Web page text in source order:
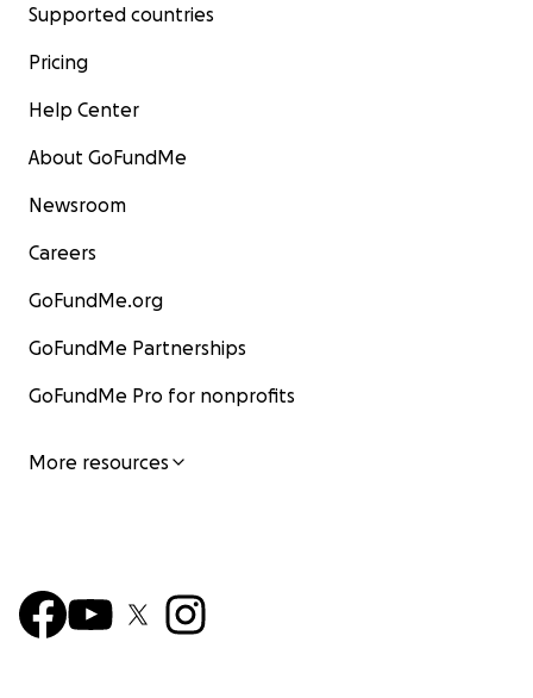
Supported countries
Pricing
Help Center
About GoFundMe
Newsroom
Careers
GoFundMe.org
GoFundMe Partnerships
GoFundMe Pro for nonprofits
More resources